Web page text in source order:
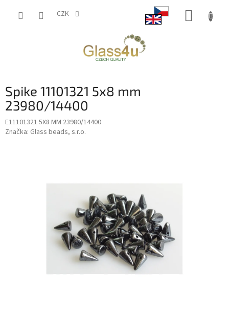
CZK
Spike 11101321 5x8 mm
23980/14400
E11101321 5X8 MM 23980/14400
Značka: Glass beads, s.r.o.